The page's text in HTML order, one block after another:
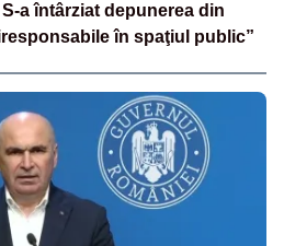
a întârziat depunerea din
în spaţiul public”